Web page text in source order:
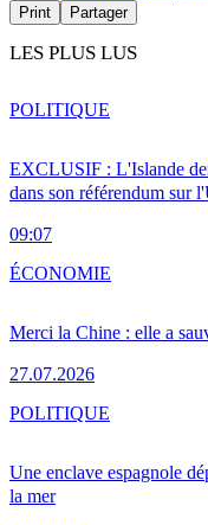
Print Partager
LES PLUS LUS
EXCLUSIF : L'Islande
dans son référendum sur
09:07
POLITIQUE
Merci la Chine : elle a
27.07.2026
ÉCONOMIE
Une enclave espagnole
la mer
POLITIQUE